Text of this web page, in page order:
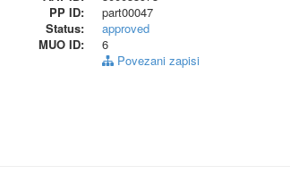
PP ID:
part00047
Status:
approved
MUO ID:
6
Povezani zapisi